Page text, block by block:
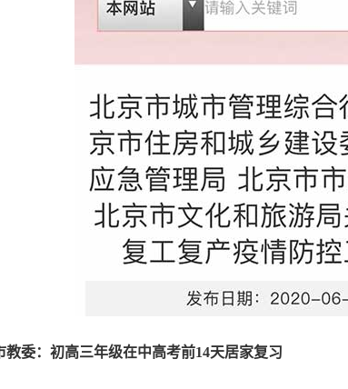
：初高三年级在中高考前14天居家复习